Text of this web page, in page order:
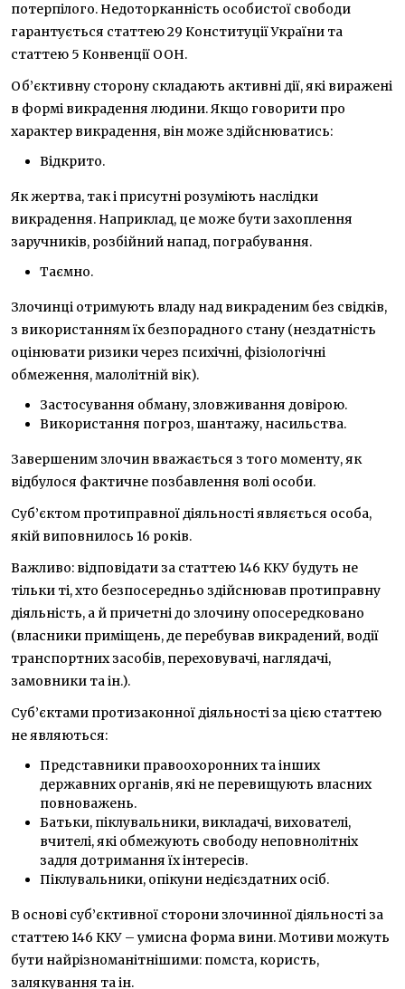
потерпілого. Недоторканність особистої свободи
гарантується статтею 29 Конституції України та
статтею 5 Конвенції ООН.
Об’єктивну сторону складають активні дії, які виражені
в формі викрадення людини. Якщо говорити про
характер викрадення, він може здійснюватись:
Відкрито.
Як жертва, так і присутні розуміють наслідки
викрадення. Наприклад, це може бути захоплення
заручників, розбійний напад, пограбування.
Таємно.
Злочинці отримують владу над викраденим без свідків,
з використанням їх безпорадного стану (нездатність
оцінювати ризики через психічні, фізіологічні
обмеження, малолітній вік).
Застосування обману, зловживання довірою.
Використання погроз, шантажу, насильства.
Завершеним злочин вважається з того моменту, як
відбулося фактичне позбавлення волі особи.
Суб’єктом протиправної діяльності являється особа,
якій виповнилось 16 років.
Важливо: відповідати за статтею 146 ККУ будуть не
тільки ті, хто безпосередньо здійснював протиправну
діяльність, а й причетні до злочину опосередковано
(власники приміщень, де перебував викрадений, водії
транспортних засобів, переховувачі, наглядачі,
замовники та ін.).
Суб’єктами протизаконної діяльності за цією статтею
не являються:
Представники правоохоронних та інших
державних органів, які не перевищують власних
повноважень.
Батьки, піклувальники, викладачі, вихователі,
вчителі, які обмежують свободу неповнолітніх
задля дотримання їх інтересів.
Піклувальники, опікуни недієздатних осіб.
В основі суб’єктивної сторони злочинної діяльності за
статтею 146 ККУ – умисна форма вини. Мотиви можуть
бути найрізноманітнішими: помста, користь,
залякування та ін.